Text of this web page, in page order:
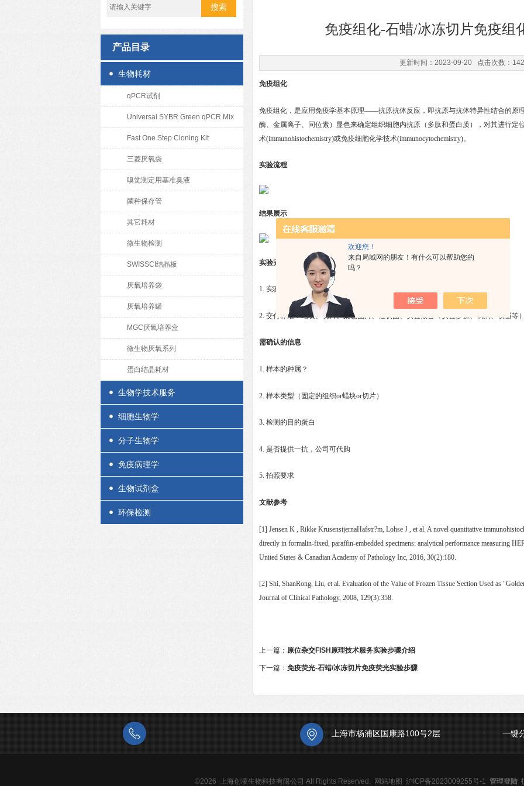
欢迎您！
来自局域网的朋友！有什么可以帮助您的
吗？
产品目录
生物耗材
qPCR试剂
Universal SYBR Green qPCR Mix
Fast One Step Cloning Kit
三菱厌氧袋
嗅觉测定用基准臭液
菌种保存管
其它耗材
微生物检测
SWISSCI结晶板
厌氧培养袋
厌氧培养罐
MGC厌氧培养盒
微生物厌氧系列
蛋白结晶耗材
生物学技术服务
细胞生物学
分子生物学
免疫病理学
生物试剂盒
环保检测
免疫组化-石蜡/冰冻切片免疫组
更新时间：2023-09-20 点击次数：
免疫组化
免疫组化，是应用免疫学基本原理——抗原抗体反应，即抗原与抗体特异性结合的原
酶、金属离子、同位素）显色来确定组织细胞内抗原（多肽和蛋白质），对其进行定
术(immunohistochemistry)或免疫细胞化学技术(immunocytochemistry)。
实验流程
结果展示
实验完成周期及交付标准
1. 实验周期：2-3周
2. 交付标准：蜡块、切片、染色图片、柱状图、实验报告（实验步骤、试剂、仪器等
需确认的信息
1. 样本的种属？
2. 样本类型（固定的组织or蜡块or切片）
3. 检测的目的蛋白
4. 是否提供一抗，公司可代购
5. 拍照要求
文献参考
[1] Jensen K , Rikke KrusenstjernaHafstr?m, Lohse J , et al. A novel quantitative
directly in formalin-fixed, paraffin-embedded specimens: analytical performance measuring
United States & Canadian Academy of Pathology Inc, 2016, 30(2):180.
[2] Shi, ShanRong, Liu, et al. Evaluation of the Value of Frozen Tissue Section Used as
Journal of Clinical Pathology, 2008, 129(3):358.
上一篇： 原位杂交FISH原理技术服务实验步骤介绍
下一篇： 免疫荧光-石蜡/冰冻切片免疫荧光实验步骤
上海市杨浦区国康路100号2层 一键
©2026 上海创凌生物科技有限公司 All Rights Reserved. 网站地图 沪ICP备2023009255号-1 管理登陆